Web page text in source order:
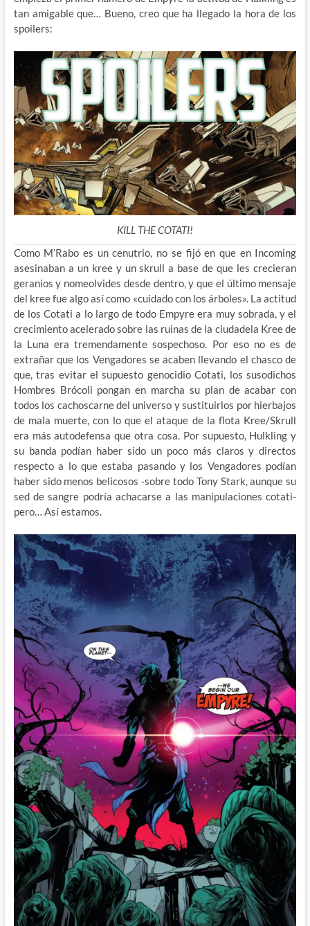
tan amigable que… Bueno, creo que ha llegado la hora de los
spoilers:
KILL THE COTATI!
Como M’Rabo es un cenutrio, no se fijó en que en Incoming
asesinaban a un kree y un skrull a base de que les crecieran
geranios y nomeolvides desde dentro, y que el último mensaje
del kree fue algo así como «cuidado con los árboles». La actitud
de los Cotati a lo largo de todo Empyre era muy sobrada, y el
crecimiento acelerado sobre las ruinas de la ciudadela Kree de
la Luna era tremendamente sospechoso. Por eso no es de
extrañar que los Vengadores se acaben llevando el chasco de
que, tras evitar el supuesto genocidio Cotati, los susodichos
Hombres Brócoli pongan en marcha su plan de acabar con
todos los cachoscarne del universo y sustituirlos por hierbajos
de mala muerte, con lo que el ataque de la flota Kree/Skrull
era más autodefensa que otra cosa. Por supuesto, Hulkling y
su banda podían haber sido un poco más claros y directos
respecto a lo que estaba pasando y los Vengadores podían
haber sido menos belicosos -sobre todo Tony Stark, aunque su
sed de sangre podría achacarse a las manipulaciones cotati-
pero… Así estamos.